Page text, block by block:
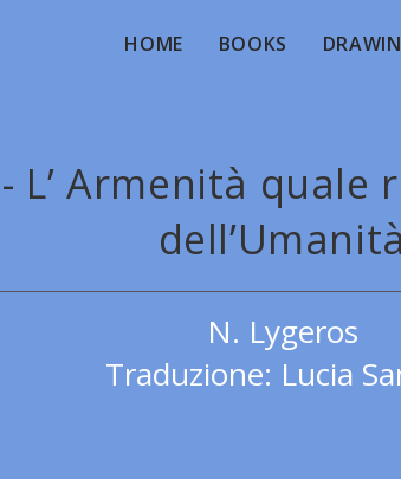
HOME BOOKS
L’ Armenità
dell’Umanità
N. Lygeros
Traduzione: Lucia